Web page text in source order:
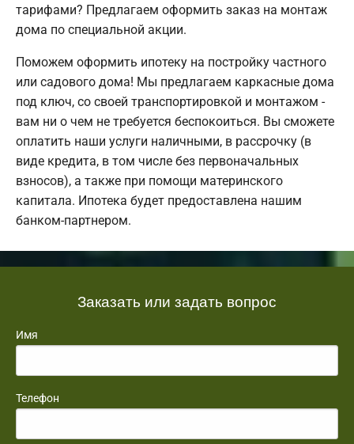
тарифами? Предлагаем оформить заказ на монтаж
дома по специальной акции.
Поможем оформить ипотеку на постройку частного
или садового дома! Мы предлагаем каркасные дома
под ключ, со своей транспортировкой и монтажом -
вам ни о чем не требуется беспокоиться. Вы сможете
оплатить наши услуги наличными, в рассрочку (в
виде кредита, в том числе без первоначальных
взносов), а также при помощи материнского
капитала. Ипотека будет предоставлена нашим
банком-партнером.
Заказать или задать вопрос
Имя
Телефон